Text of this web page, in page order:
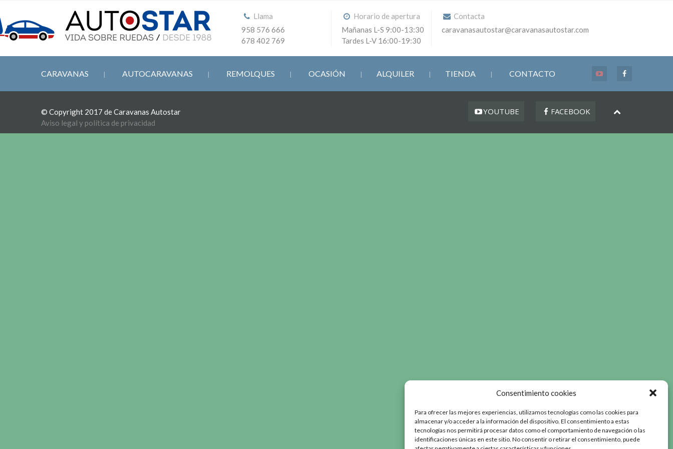
Consentimiento cookies
Para ofrecer las mejores experiencias, utilizamos tecnologías como las cookies para
almacenar y/o acceder a la información del dispositivo. El consentimiento a estas
tecnologías nos permitirá procesar datos como el comportamiento de navegación o las
identificaciones únicas en este sitio. No consentir o retirar el consentimiento, puede
Llama
958 576 666
678 402 769
Horario de apertura
Mañanas L-S 9:00-13:30
Tardes L-V 16:00-19:30
Contacta
caravanasautostar@caravanasautostar.com
CARAVANAS AUTOCARAVANAS REMOLQUES OCASIÓN ALQUILER TIENDA CONTACTO
© Copyright 2017 de Caravanas Autostar
Aviso legal y política de privacidad
YOUTUBE FACEBOOK